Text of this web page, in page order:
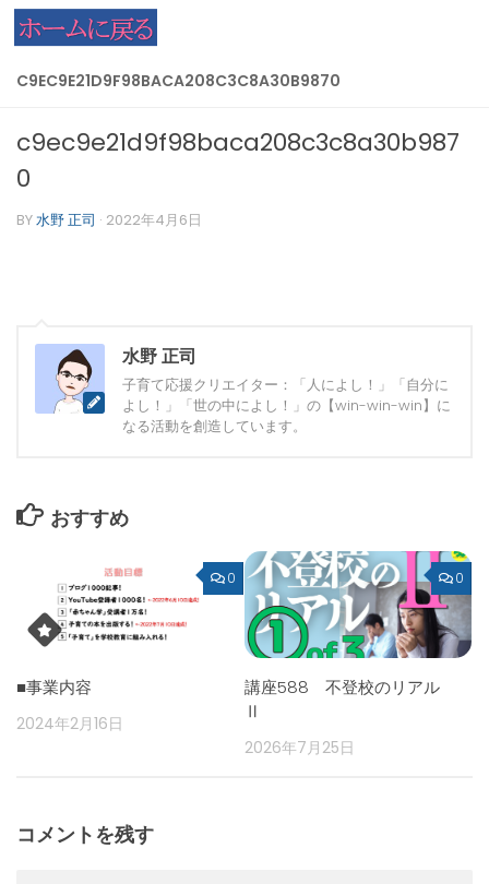
コンテンツへスキップ
C9EC9E21D9F98BACA208C3C8A30B9870
c9ec9e21d9f98baca208c3c8a30b987
0
BY水野 正司 · 2022年4月6日
水野 正司
子育て応援クリエイター：「人によし！」「自分に
よし！」「世の中によし！」の【win-win-win】に
なる活動を創造しています。
おすすめ
0
■事業内容
2024年2月16日
0
講座588 不登校のリアル
Ⅱ
2026年7月25日
コメントを残す